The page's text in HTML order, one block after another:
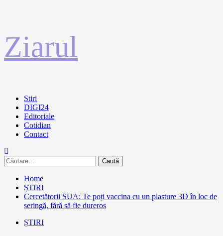
la
conținut
Ziarul
Primary
Menu
Stiri
DIGI24
Editoriale
Cotidian
Contact
Caută
după:
Home
ȘTIRI
Cercetătorii SUA: Te poți vaccina cu un plasture 3D în loc de
seringă, fără să fie dureros
ȘTIRI